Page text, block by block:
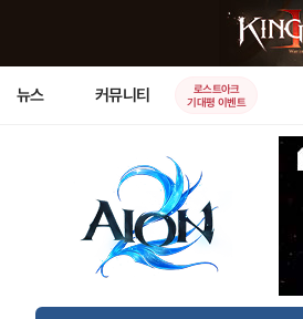
뉴스 커뮤니티
로스트아크
기대평 이벤트